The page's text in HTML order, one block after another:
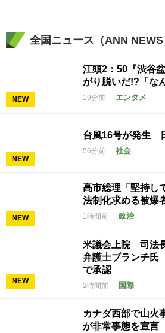
全国ニュース（ANN NEWS
NEW
江頭2：50『渋谷
がり脱いだ!?「な
19分前 エンタメ
NEW
台風16号が発生
56分前 社会
NEW
高市総理「堅持し
法制化求める被爆
1時間前 政治
NEW
米議会上院 司法
弁護士ブランチ
で承認
2時間前 国際
カナダ西部で山
が非常事態を宣